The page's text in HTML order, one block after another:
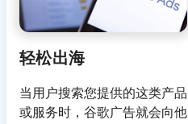
轻松出海
当用户搜索您提供的这类产品
或服务时，谷歌广告就会向他